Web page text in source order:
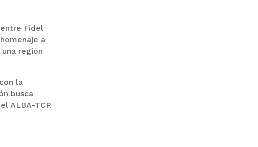
Fidel
a
región
la
busca
ALBA-TCP.